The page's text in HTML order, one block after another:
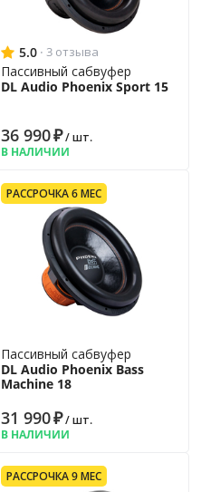
5.0 · 3 отзыва
Пассивный сабвуфер
DL Audio Phoenix Sport 15
36 990₽/ шт.
В НАЛИЧИИ
РАССРОЧКА 6 МЕС
Пассивный сабвуфер
DL Audio Phoenix Bass
Machine 18
31 990₽/ шт.
В НАЛИЧИИ
РАССРОЧКА 9 МЕС